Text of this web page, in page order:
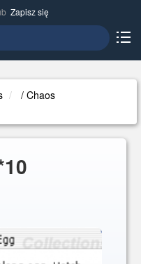
Zapisz się
/ Chaos